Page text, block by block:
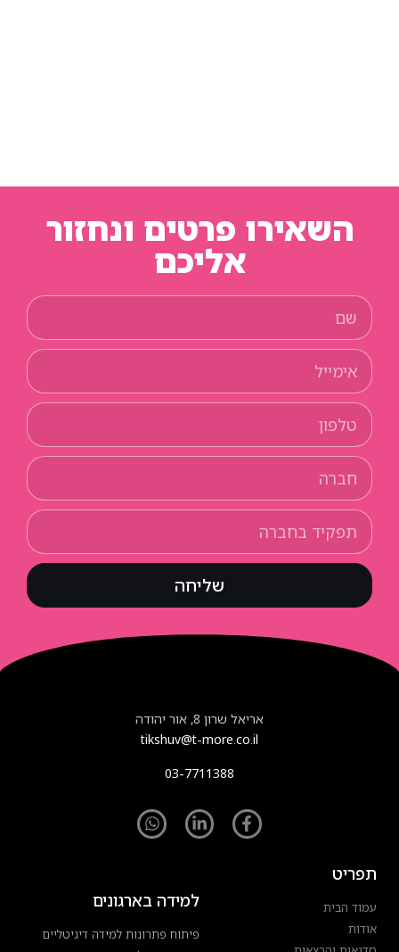
השאירו פרטים ונחזור
אליכם
שליחה
אריאל שרון 8, אור יהודה
tikshuv@t-more.co.il
03-7711388
תפריט
עמוד הבית
אודות
למידה בארגונים
פיתוח פתרונות למידה דיגיטליים